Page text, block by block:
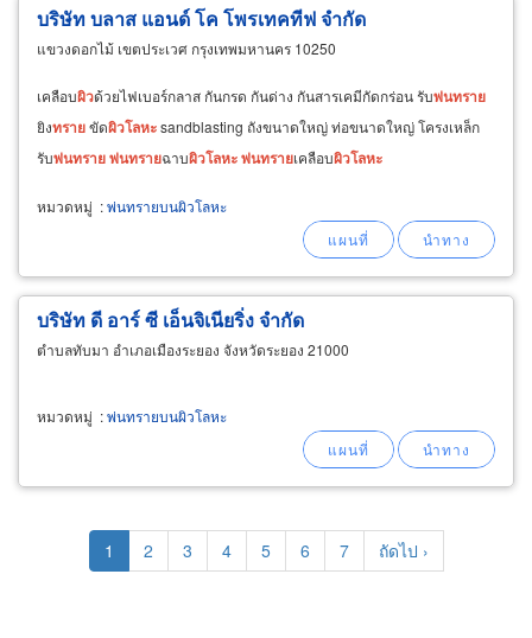
บริษัท บลาส แอนด์ โค โพรเทคทีฟ จำกัด
แขวงดอกไม้ เขตประเวศ กรุงเทพมหานคร 10250
เคลือบผิวด้วยไฟเบอร์กลาส กันกรด กันด่าง กันสารเคมีกัดกร่อน รับพ่นทราย
ยิงทรายขัดผิวโลหะsandblasting ถังขนาดใหญ่ ท่อขนาดใหญ่ โครงเหล็ก
รับพ่นทรายพ่นทรายฉาบผิวโลหะพ่นทรายเคลือบผิวโลหะ
หมวดหมู่ :พ่นทรายบนผิวโลหะ
บริษัท ดี อาร์ ซี เอ็นจิเนียริ่ง จำกัด
ตำบลทับมา อำเภอเมืองระยอง จังหวัดระยอง 21000
หมวดหมู่ :พ่นทรายบนผิวโลหะ
Pagination
Current
page
1 Page
2 Page
3 Page
4 Page
5 Page
6 Page
7
Next
page
ถัดไป ›